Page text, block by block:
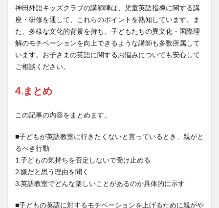
神田外語キッズクラブの講師陣は、児童英語指導に関する講
座・研修を通して、これらのポイントを熟知しています。ま
た、多様な文化的背景を持ち、子どもたちの異文化・国際理
解のモチベーションを向上できるような講師も多数所属して
います。お子さまの英語に関するお悩みについても安心して
ご相談ください。
4.まとめ
この記事の内容をまとめます。
■子どもが英語教室に行きたくないと言っているとき、親がと
るべき行動
1.子どもの気持ちを否定しないで受け止める
2.嫌だと思う理由を聞く
3.英語教室でどんな楽しいことがあるのか具体的に示す
■子どもの英語に対するモチベーションを上げるために親がや